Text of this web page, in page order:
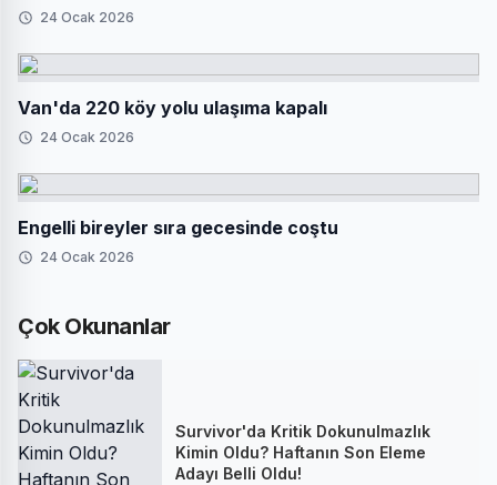
24 Ocak 2026
Van'da 220 köy yolu ulaşıma kapalı
24 Ocak 2026
Engelli bireyler sıra gecesinde coştu
24 Ocak 2026
Çok Okunanlar
Survivor'da Kritik Dokunulmazlık
Kimin Oldu? Haftanın Son Eleme
Adayı Belli Oldu!